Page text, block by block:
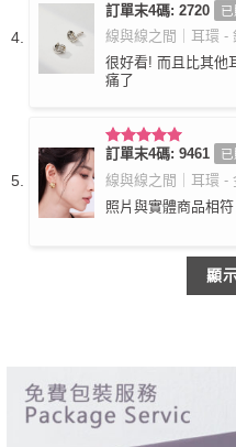
評分4
滿分 5
訂單末4碼: 2720
線與線之間｜耳環 -
很好看! 而且比其他
痛了
評分5滿
分 5
訂單末4碼: 9461
線與線之間｜耳環 -
照片與實體商品相符
顯